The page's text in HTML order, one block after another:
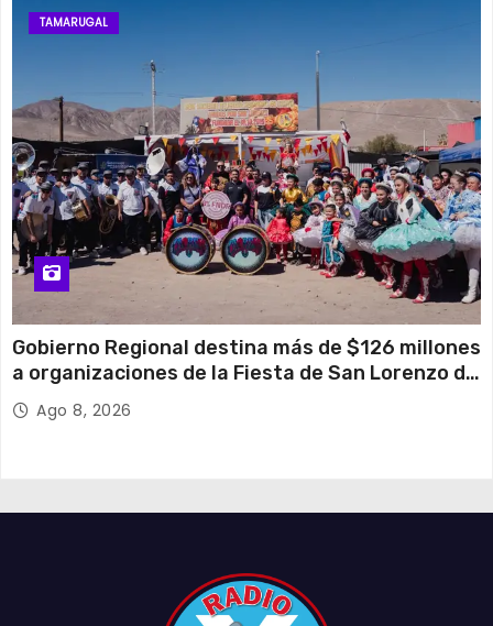
TAMARUGAL
Gobierno Regional destina más de $126 millones
a organizaciones de la Fiesta de San Lorenzo de
Tarapacá
Ago 8, 2026